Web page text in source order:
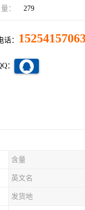
： 279
话：
：
含量
英文名
发货地